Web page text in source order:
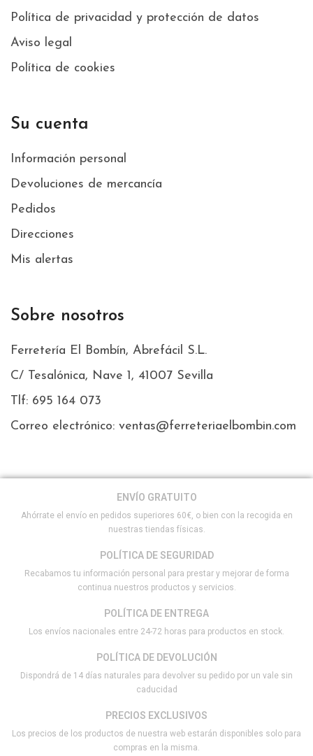
Política de privacidad y protección de datos
Aviso legal
Política de cookies
Su cuenta
Información personal
Devoluciones de mercancía
Pedidos
Direcciones
Mis alertas
Sobre nosotros
Ferretería El Bombín, Abrefácil S.L.
C/ Tesalónica, Nave 1, 41007 Sevilla
Tlf: 695 164 073
Correo electrónico: ventas@ferreteriaelbombin.com
ENVÍO GRATUITO
Ahórrate el envío en pedidos superiores 60€, o bien con la recogida en
nuestras tiendas físicas.
POLÍTICA DE SEGURIDAD
Recabamos tu información personal para prestar y mejorar de forma
continua nuestros productos y servicios.
POLÍTICA DE ENTREGA
Los envíos nacionales entre 24-72 horas para productos en stock.
POLÍTICA DE DEVOLUCIÓN
Dispondrá de 14 días naturales para devolver su pedido por un vale sin
caducidad
PRECIOS EXCLUSIVOS
Los precios de los productos de nuestra web estarán disponibles solo para
compras en la misma.